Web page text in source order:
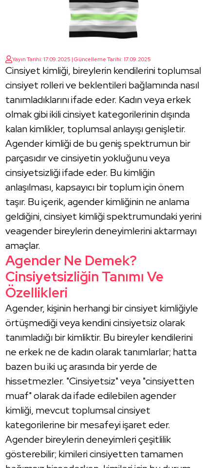
Yayın Tarihi: 17.09.2025 | Güncelleme Tarihi: 17.09.2025
Cinsiyet kimliği, bireylerin kendilerini toplumsal
cinsiyet rolleri ve beklentileri bağlamında nasıl
tanımladıklarını ifade eder. Kadın veya erkek
olmak gibi ikili cinsiyet kategorilerinin dışında
kalan kimlikler, toplumsal anlayışı genişletir.
Agender kimliği de bu geniş spektrumun bir
parçasıdır ve cinsiyetin yokluğunu veya
cinsiyetsizliği ifade eder. Bu kimliğin
anlaşılması, kapsayıcı bir toplum için önem
taşır. Bu içerik, agender kimliğinin ne anlama
geldiğini, cinsiyet kimliği spektrumundaki yerini
veagender bireylerin deneyimlerini aktarmayı
amaçlar.
Agender Ne Demek?
Cinsiyetsizliğin Tanımı Ve
Özellikleri
Agender, kişinin herhangi bir cinsiyet kimliğiyle
örtüşmediği veya kendini cinsiyetsiz olarak
tanımladığı bir kimliktir. Bu bireyler kendilerini
ne erkek ne de kadın olarak tanımlarlar; hatta
bazen bu iki uç arasında bir yerde de
hissetmezler. "Cinsiyetsiz" veya "cinsiyetten
muaf" olarak da ifade edilebilen agender
kimliği, mevcut toplumsal cinsiyet
kategorilerine bir mesafeyi işaret eder.
Agender bireylerin deneyimleri çeşitlilik
gösterebilir; kimileri cinsiyetten tamamen